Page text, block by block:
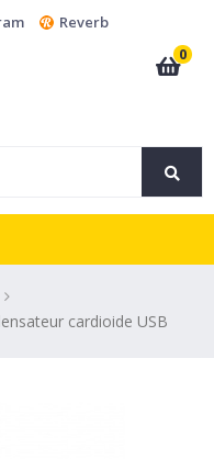
Reverb
0
cardioide USB